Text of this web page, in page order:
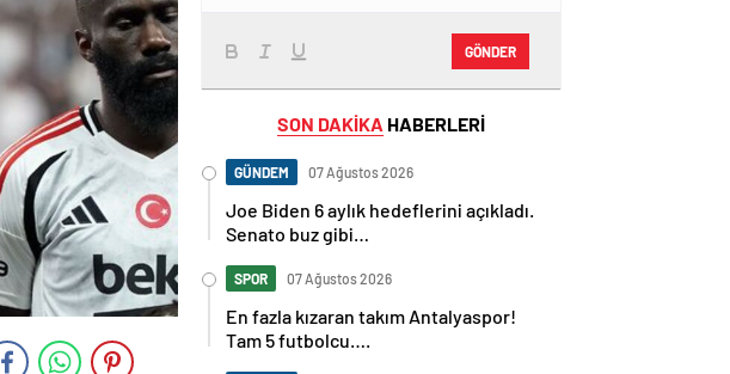
GÖNDER
SON DAKİKA HABERLERİ
GÜNDEM 07 Ağustos 2026
Joe Biden 6 aylık hedeflerini açıkladı.
Senato buz gibi…
SPOR 07 Ağustos 2026
En fazla kızaran takım Antalyaspor!
Tam 5 futbolcu….